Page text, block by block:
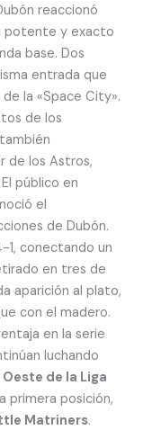
reaccionó
potente y exacto
base. Dos
entrada que
la «Space City».
de los
de los Astros,
público en
el
de Dubón.
1, conectando un
en tres de
aparición al plato,
con el madero.
en la serie
luchando
de la Liga
primera posición,
Matriners.